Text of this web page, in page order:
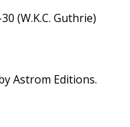
(W.K.C. Guthrie)
Astrom Editions.